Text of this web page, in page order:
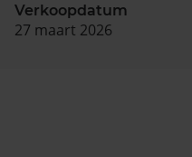
Verkoopdatum
27 maart 2026